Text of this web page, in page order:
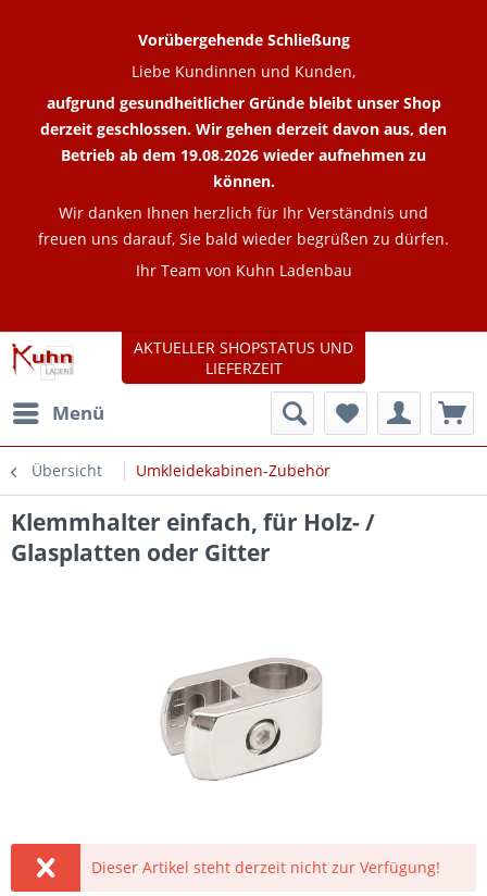
Menü
Übersicht Umkleidekabinen-Zubehör
Klemmhalter einfach, für Holz- /
Glasplatten oder Gitter
Dieser Artikel steht derzeit nicht zur Verfügung!
AKTUELLER SHOPSTATUS UND
LIEFERZEIT
Vorübergehende Schließung
Liebe Kundinnen und Kunden,
aufgrund gesundheitlicher Gründe bleibt unser Shop
derzeit geschlossen. Wir gehen derzeit davon aus, den
Betrieb ab dem 19.08.2026 wieder aufnehmen zu
können.
Wir danken Ihnen herzlich für Ihr Verständnis und
freuen uns darauf, Sie bald wieder begrüßen zu dürfen.
Ihr Team von Kuhn Ladenbau